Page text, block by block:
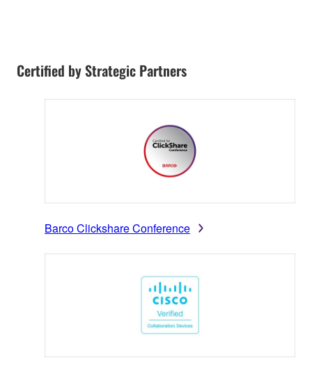
Certified by Strategic Partners
Barco Clickshare Conference